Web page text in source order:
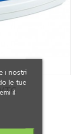
i nostri
le tue
il